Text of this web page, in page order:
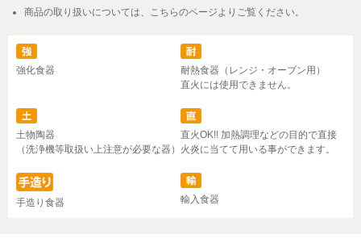
商品の取り扱いについては、こちらのページよりご覧ください。
強化食器
耐熱食器（レンジ・オーブン用）
直火には使用できません。
土物陶器
（洗浄機等取扱い上注意が必要な器）
直火OK!! 加熱調理などの目的で直接
火炎に当てて用いる事ができます。
手造り食器 輸入食器